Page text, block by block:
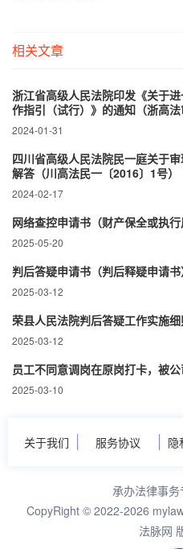
相关文章
浙江省高级人民法院印发《关于
作指引（试行）》的通知（浙高法
2024-01-31
四川省高级人民法院民一庭关于
解答（川高法民一〔2016〕1号）
2024-02-17
网络查控申请书（财产保全或执行
2025-05-20
判后答疑申请书（判后释疑申请书
2025-03-12
荣县人民法院判后答疑工作实施
2025-03-12
员工不同意调岗在原岗打卡，被
2025-03-10
关于我们 服务协议 隐
承办法律事
CopyRight © 2022-2026
法脉网